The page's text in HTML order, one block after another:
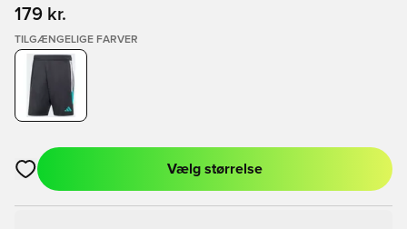
179 kr.
TILGÆNGELIGE FARVER
Åbner en Modal til at logge ind eller tilmelde dig som medlem
Vælg størrelse